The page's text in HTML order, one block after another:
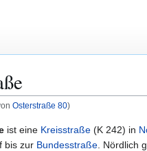
Osterstraße 80)
ist eine Kreisstraße (K 242) in
bis zur Bundesstraße . Nördlich